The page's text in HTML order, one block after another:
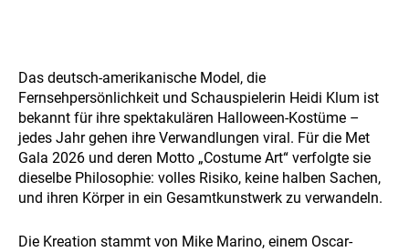
Das deutsch-amerikanische Model, die
Fernsehpersönlichkeit und Schauspielerin Heidi Klum ist
bekannt für ihre spektakulären Halloween-Kostüme –
jedes Jahr gehen ihre Verwandlungen viral. Für die Met
Gala 2026 und deren Motto „Costume Art“ verfolgte sie
dieselbe Philosophie: volles Risiko, keine halben Sachen,
und ihren Körper in ein Gesamtkunstwerk zu verwandeln.
Die Kreation stammt von Mike Marino, einem Oscar-